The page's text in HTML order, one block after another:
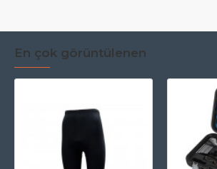
En çok görüntülenen